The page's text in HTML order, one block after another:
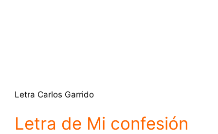
Letra Carlos Garrido
Letra de Mi confesión